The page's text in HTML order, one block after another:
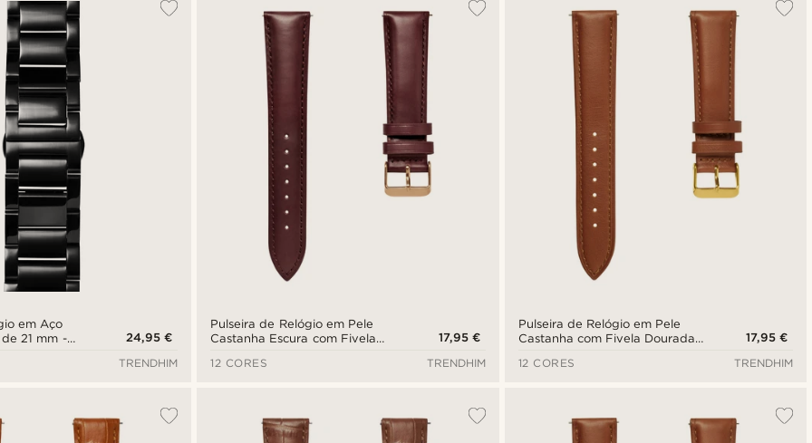
em Aço
21 mm -
24,95 €
TRENDHIM
Pulseira de Relógio em Pele
Castanha Escura com Fivela
Libertação Rápida
17,95 €
12 CORES
TRENDHIM
Pulseira de Relógio em Pele
Castanha com Fivela Dourada
17,95 €
12 CORES
TRENDHIM